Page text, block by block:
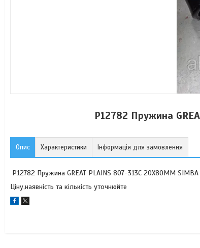
P12782 Пружина
Опис Характеристики Інформація для замовлення
P12782 Пружина GREAT PLAINS 807-313C 20X80MM SIMBA
Ціну,наявність та кількість уточнюйте